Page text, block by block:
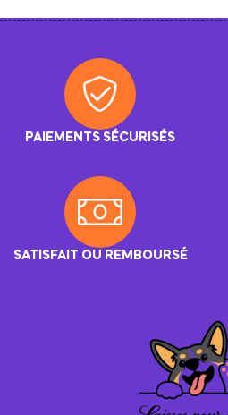
PAIEMENTS SÉCURISÉS
SATISFAIT OU REMBOURSÉ